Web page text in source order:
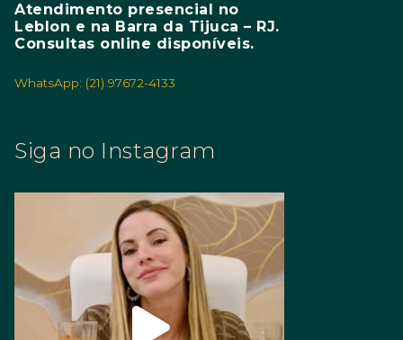
Atendimento presencial no
Leblon e na Barra da Tijuca – RJ.
Consultas online disponíveis.
WhatsApp: (21) 97672-4133
Siga no Instagram